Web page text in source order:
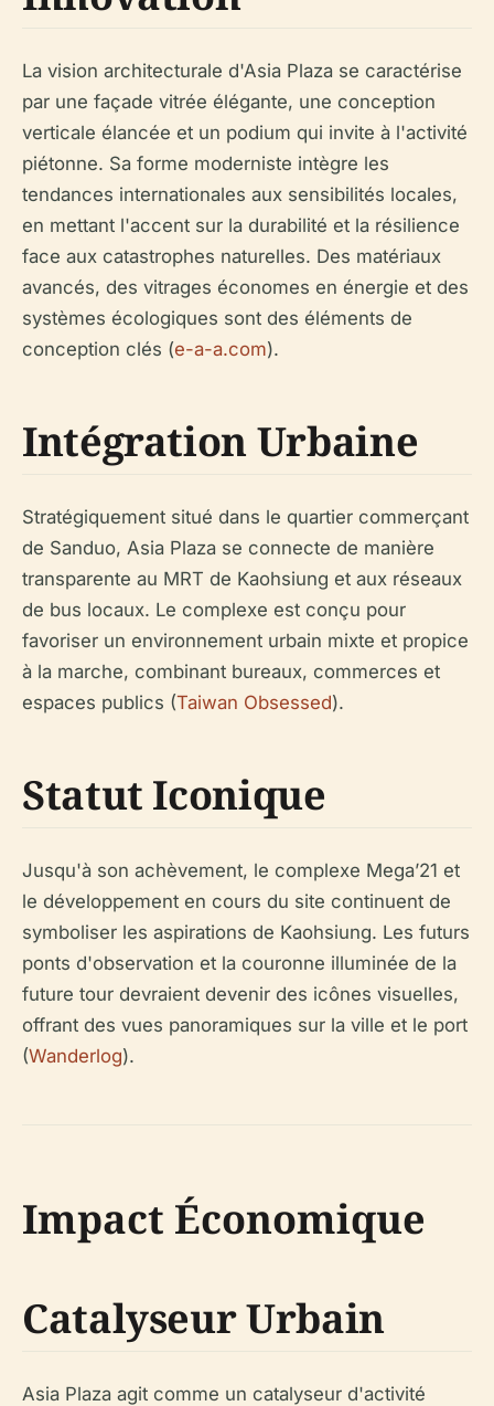
La vision architecturale d'Asia Plaza se caractérise
par une façade vitrée élégante, une conception
verticale élancée et un podium qui invite à l'activité
piétonne. Sa forme moderniste intègre les
tendances internationales aux sensibilités locales,
en mettant l'accent sur la durabilité et la résilience
face aux catastrophes naturelles. Des matériaux
avancés, des vitrages économes en énergie et des
systèmes écologiques sont des éléments de
conception clés (e-a-a.com).
Intégration Urbaine
Stratégiquement situé dans le quartier commerçant
de Sanduo, Asia Plaza se connecte de manière
transparente au MRT de Kaohsiung et aux réseaux
de bus locaux. Le complexe est conçu pour
favoriser un environnement urbain mixte et propice
à la marche, combinant bureaux, commerces et
espaces publics (Taiwan Obsessed).
Statut Iconique
Jusqu'à son achèvement, le complexe Mega’21 et
le développement en cours du site continuent de
symboliser les aspirations de Kaohsiung. Les futurs
ponts d'observation et la couronne illuminée de la
future tour devraient devenir des icônes visuelles,
offrant des vues panoramiques sur la ville et le port
(Wanderlog).
Impact Économique
Catalyseur Urbain
Asia Plaza agit comme un catalyseur d'activité